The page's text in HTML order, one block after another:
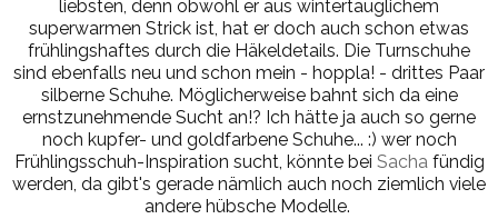
liebsten, denn obwohl er aus wintertauglichem
superwarmen Strick ist, hat er doch auch schon etwas
frühlingshaftes durch die Häkeldetails. Die Turnschuhe
sind ebenfalls neu und schon mein - hoppla! - drittes Paar
silberne Schuhe. Möglicherweise bahnt sich da eine
ernstzunehmende Sucht an!? Ich hätte ja auch so gerne
noch kupfer- und goldfarbene Schuhe... :) wer noch
Frühlingsschuh-Inspiration sucht, könnte bei Sachafündig
werden, da gibt's gerade nämlich auch noch ziemlich viele
andere hübsche Modelle.